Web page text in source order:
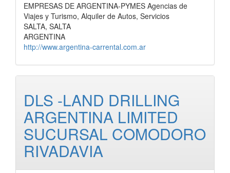
EMPRESAS DE ARGENTINA-PYMES Agencias de
Viajes y Turismo, Alquiler de Autos, Servicios
SALTA, SALTA
ARGENTINA
http://www.argentina-carrental.com.ar
DLS -LAND DRILLING
ARGENTINA LIMITED
SUCURSAL COMODORO
RIVADAVIA